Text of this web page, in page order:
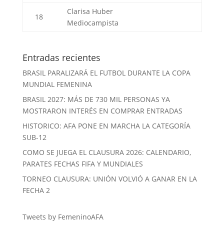
18
Clarisa Huber
Mediocampista
Entradas recientes
BRASIL PARALIZARÁ EL FUTBOL DURANTE LA COPA
MUNDIAL FEMENINA
BRASIL 2027: MÁS DE 730 MIL PERSONAS YA
MOSTRARON INTERÉS EN COMPRAR ENTRADAS
HISTORICO: AFA PONE EN MARCHA LA CATEGORÍA
SUB-12
COMO SE JUEGA EL CLAUSURA 2026: CALENDARIO,
PARATES FECHAS FIFA Y MUNDIALES
TORNEO CLAUSURA: UNIÓN VOLVIÓ A GANAR EN LA
FECHA 2
Tweets by FemeninoAFA